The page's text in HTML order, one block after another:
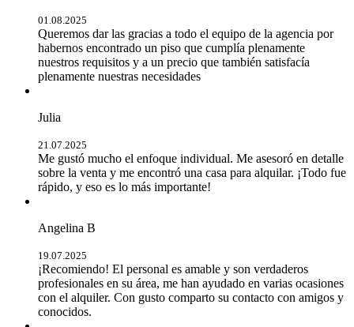
01.08.2025
Queremos dar las gracias a todo el equipo de la agencia por
habernos encontrado un piso que cumplía plenamente
nuestros requisitos y a un precio que también satisfacía
plenamente nuestras necesidades
Julia
21.07.2025
Me gustó mucho el enfoque individual. Me asesoró en detalle
sobre la venta y me encontró una casa para alquilar. ¡Todo fue
rápido, y eso es lo más importante!
Angelina B
19.07.2025
¡Recomiendo! El personal es amable y son verdaderos
profesionales en su área, me han ayudado en varias ocasiones
con el alquiler. Con gusto comparto su contacto con amigos y
conocidos.